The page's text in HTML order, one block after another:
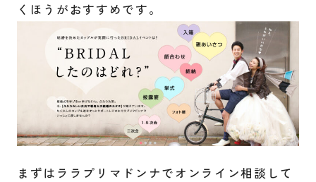
くほうがおすすめです。
まずはララプリマドンナでオンライン相談して